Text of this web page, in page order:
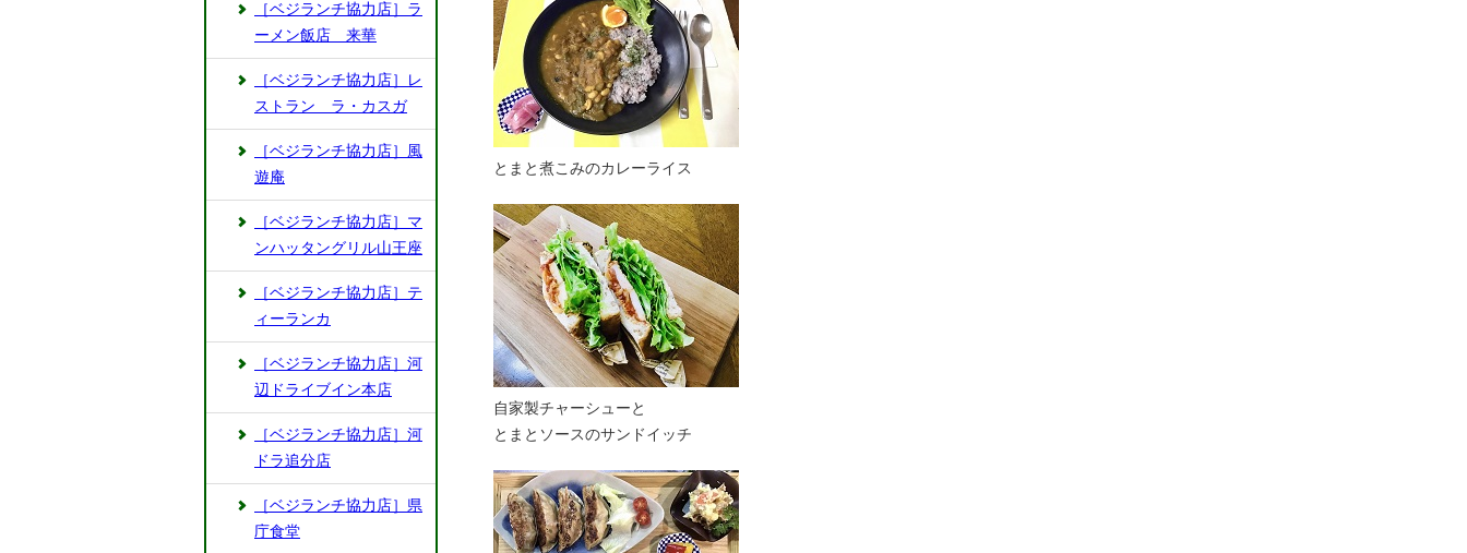
とまと煮こみのカレーライス
自家製チャーシューと
とまとソースのサンドイッチ
［ベジランチ協力店］ラ
ーメン飯店 来華
［ベジランチ協力店］レ
ストラン ラ・カスガ
［ベジランチ協力店］風
遊庵
［ベジランチ協力店］マ
ンハッタングリル山王座
［ベジランチ協力店］テ
ィーランカ
［ベジランチ協力店］河
辺ドライブイン本店
［ベジランチ協力店］河
ドラ追分店
［ベジランチ協力店］県
庁食堂